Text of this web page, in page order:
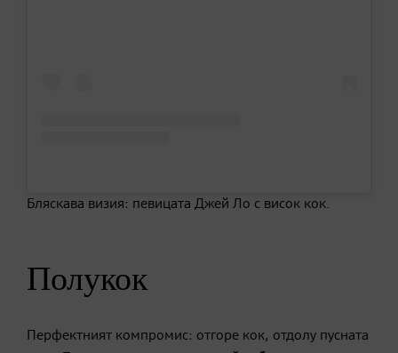
Бляскава визия: певицата Джей Ло с висок кок.
Полукок
Перфектният компромис: отгоре кок, отдолу пусната